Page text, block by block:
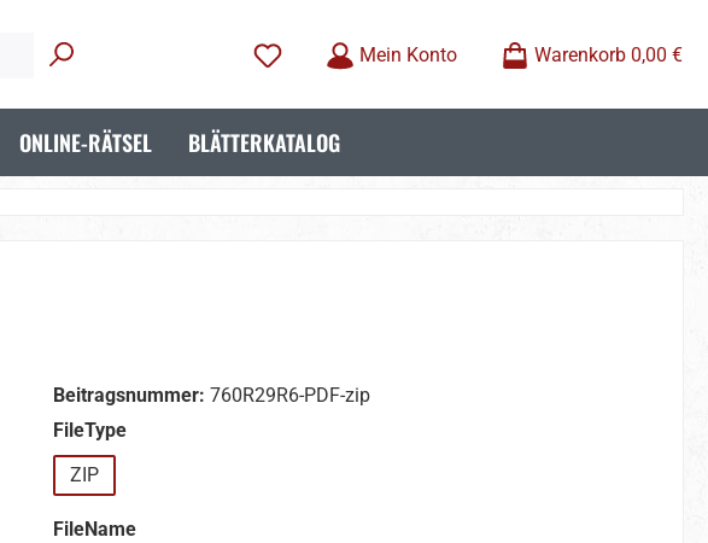
Mein Konto
Warenkorb 0,00 €
ONLINE-RÄTSEL BLÄTTERKATALOG
Beitragsnummer: 760R29R6-PDF-zip
FileTypeauswählen
ZIP
FileNameauswählen